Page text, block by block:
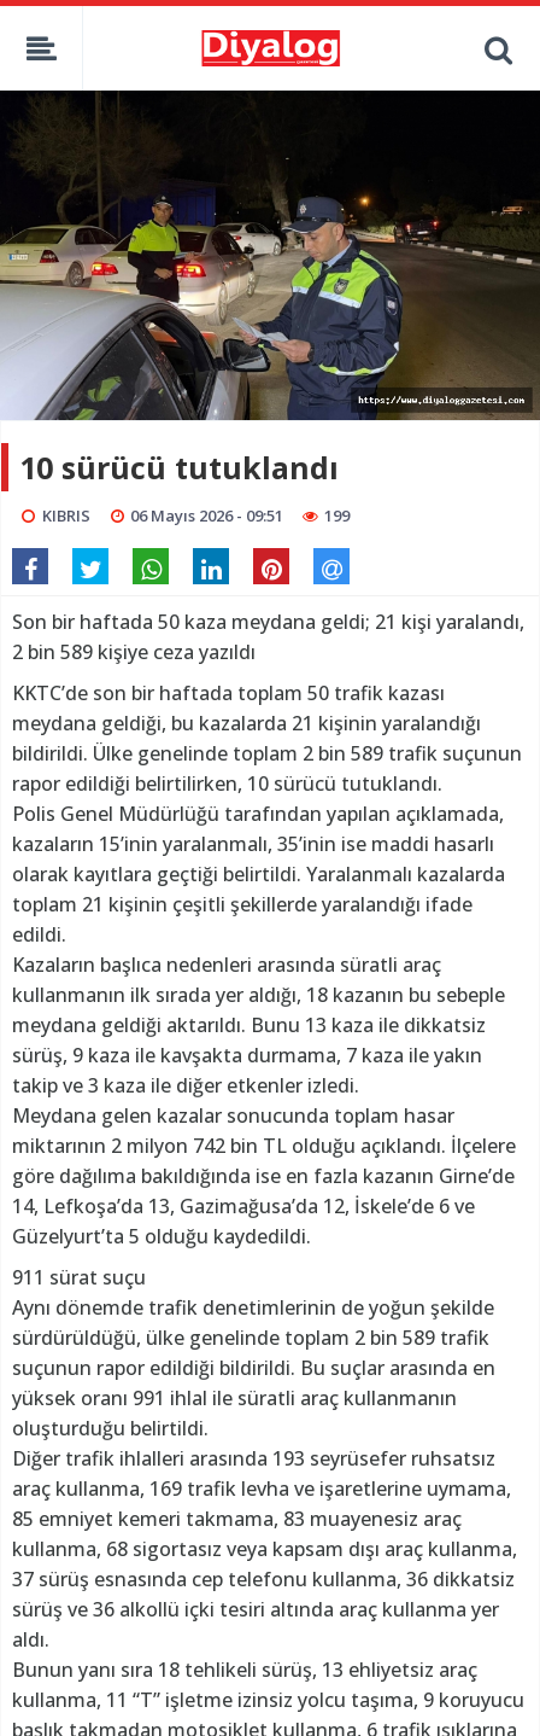
10 sürücü tutuklandı
KIBRIS 06 Mayıs 2026 - 09:51 199
Son bir haftada 50 kaza meydana geldi; 21 kişi yaralandı,
2 bin 589 kişiye ceza yazıldı
KKTC’de son bir haftada toplam 50 trafik kazası
meydana geldiği, bu kazalarda 21 kişinin yaralandığı
bildirildi. Ülke genelinde toplam 2 bin 589 trafik suçunun
rapor edildiği belirtilirken, 10 sürücü tutuklandı.
Polis Genel Müdürlüğü tarafından yapılan açıklamada,
kazaların 15’inin yaralanmalı, 35’inin ise maddi hasarlı
olarak kayıtlara geçtiği belirtildi. Yaralanmalı kazalarda
toplam 21 kişinin çeşitli şekillerde yaralandığı ifade
edildi.
Kazaların başlıca nedenleri arasında süratli araç
kullanmanın ilk sırada yer aldığı, 18 kazanın bu sebeple
meydana geldiği aktarıldı. Bunu 13 kaza ile dikkatsiz
sürüş, 9 kaza ile kavşakta durmama, 7 kaza ile yakın
takip ve 3 kaza ile diğer etkenler izledi.
Meydana gelen kazalar sonucunda toplam hasar
miktarının 2 milyon 742 bin TL olduğu açıklandı. İlçelere
göre dağılıma bakıldığında ise en fazla kazanın Girne’de
14, Lefkoşa’da 13, Gazimağusa’da 12, İskele’de 6 ve
Güzelyurt’ta 5 olduğu kaydedildi.
911 sürat suçu
Aynı dönemde trafik denetimlerinin de yoğun şekilde
sürdürüldüğü, ülke genelinde toplam 2 bin 589 trafik
suçunun rapor edildiği bildirildi. Bu suçlar arasında en
yüksek oranı 991 ihlal ile süratli araç kullanmanın
oluşturduğu belirtildi.
Diğer trafik ihlalleri arasında 193 seyrüsefer ruhsatsız
araç kullanma, 169 trafik levha ve işaretlerine uymama,
85 emniyet kemeri takmama, 83 muayenesiz araç
kullanma, 68 sigortasız veya kapsam dışı araç kullanma,
37 sürüş esnasında cep telefonu kullanma, 36 dikkatsiz
sürüş ve 36 alkollü içki tesiri altında araç kullanma yer
aldı.
Bunun yanı sıra 18 tehlikeli sürüş, 13 ehliyetsiz araç
kullanma, 11 “T” işletme izinsiz yolcu taşıma, 9 koruyucu
başlık takmadan motosiklet kullanma, 6 trafik ışıklarına